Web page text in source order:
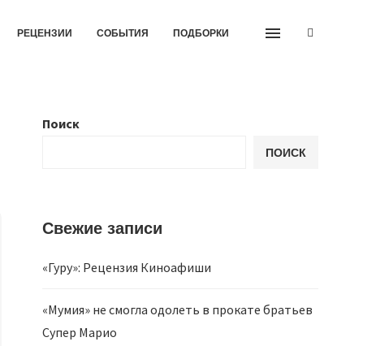
РЕЦЕНЗИИ СОБЫТИЯ ПОДБОРКИ
Поиск
ПОИСК
Свежие записи
«Гуру»: Рецензия Киноафиши
«Мумия» не смогла одолеть в прокате братьев
Супер Марио